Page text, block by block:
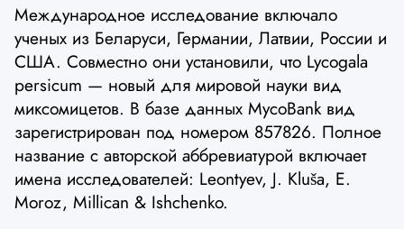
Международное исследование включало
ученых из Беларуси, Германии, Латвии, России и
США. Совместно они установили, что Lycogala
persicum — новый для мировой науки вид
миксомицетов. В базе данных MycoBank вид
зарегистрирован под номером 857826. Полное
название с авторской аббревиатурой включает
имена исследователей: Leontyev, J. Kluša, E.
Moroz, Millican & Ishchenko.